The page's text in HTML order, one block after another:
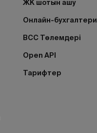
ЖК шотын ашу
Онлайн-
BCC Төлемдері
Open API
Тарифтер